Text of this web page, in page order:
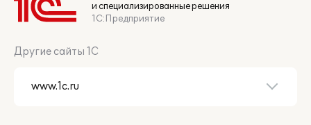
и специализированные решения
1С:Предприятие
Другие сайты 1С